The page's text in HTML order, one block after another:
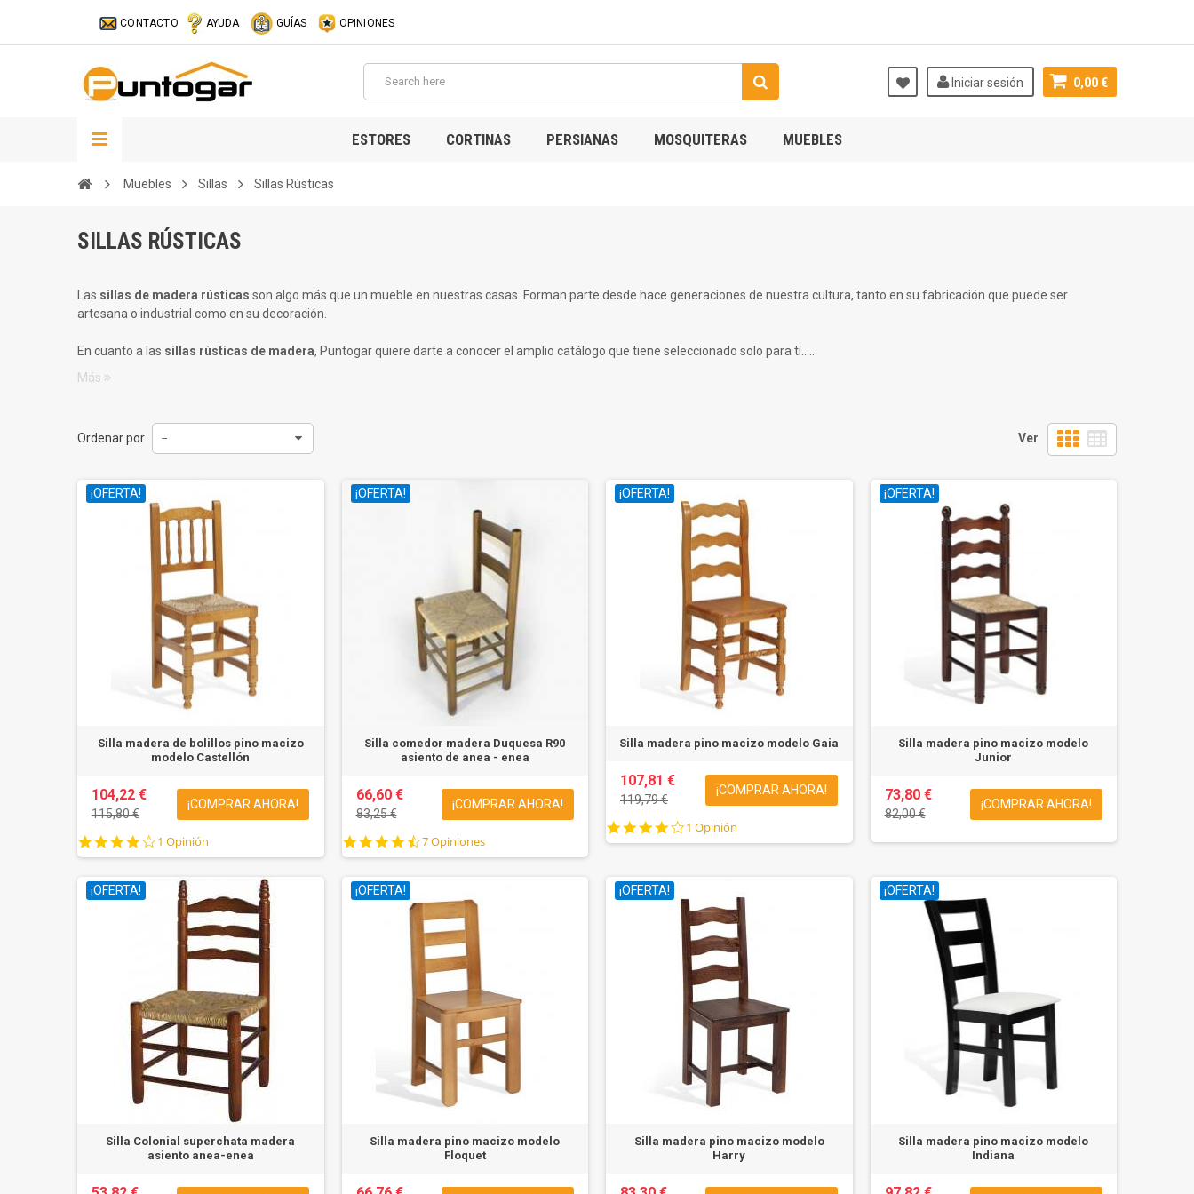
CONTACTO AYUDA GUÍAS OPINIONES
0,00 €
Iniciar sesión
ESTORES CORTINAS PERSIANAS MOSQUITERAS MUEBLES
Muebles Sillas Sillas Rústicas
SILLAS RÚSTICAS
Las sillas de madera rústicas son algo más que un mueble en nuestras casas. Forman parte desde hace generaciones de nuestra cultura, tanto en su fabricación que puede ser
artesana o industrial como en su decoración.
En cuanto a las sillas rústicas de madera, Puntogar quiere darte a conocer el amplio catálogo que tiene seleccionado solo para tí.....
Más
Ver
Ordenar por --
¡OFERTA!
Silla madera de bolillos pino macizo
modelo Castellón
104,22 €
115,80 €
¡COMPRAR AHORA!
4.0
star
1 Opinión
¡OFERTA!
Silla comedor madera Duquesa R90
asiento de anea - enea
66,60 €
83,25 €
¡COMPRAR AHORA!
4.4
star
7 Opiniones
¡OFERTA!
Silla madera pino macizo modelo Gaia
107,81 €
119,79 €
¡COMPRAR AHORA!
4.0
star
1 Opinión
¡OFERTA!
Silla madera pino macizo modelo
Junior
73,80 €
82,00 €
¡COMPRAR AHORA!
¡OFERTA!
Silla Colonial superchata madera
asiento anea-enea
¡OFERTA!
Silla madera pino macizo modelo
Floquet
¡OFERTA!
Silla madera pino macizo modelo
Harry
¡OFERTA!
Silla madera pino macizo modelo
Indiana